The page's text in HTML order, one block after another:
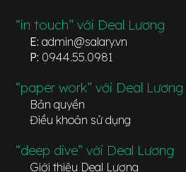
“in touch” với Deal Lương
E: admin@salary.vn
P: 0944.55.0981
“paper work” với Deal Lương
Bản quyền
Điều khoản sử dụng
“deep dive” với Deal Lương
Giới thiệu Deal Lương